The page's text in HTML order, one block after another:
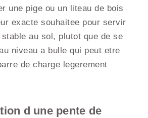
une pige ou un liteau de bois
exacte souhaitee pour servir
au sol, plutot que de se
niveau a bulle qui peut etre
de charge legerement
d une pente de